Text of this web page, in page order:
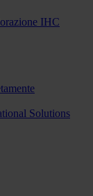
IHC
Solutions